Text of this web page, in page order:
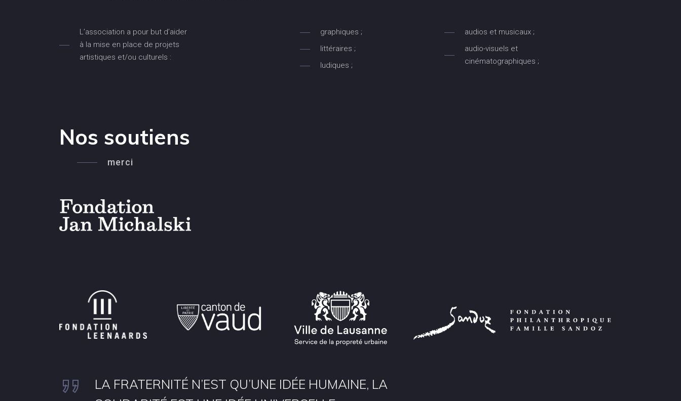
L’association a pour but d’aider
à la mise en place de projets
artistiques et/ou culturels :
graphiques ;
littéraires ;
ludiques ;
audios et musicaux ;
audio-visuels et
cinématographiques ;
Nos soutiens
merci
LA FRATERNITÉ N’EST QU’UNE IDÉE HUMAINE, LA